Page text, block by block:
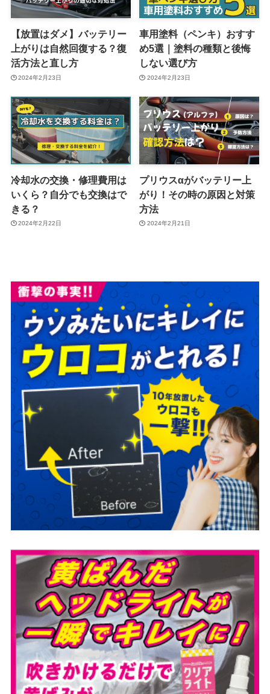
【放置はダメ】バッテリー
上がりは自然回復する？復
活方法と直し方
2024年2月23日
車用塗料（ペンキ）おすす
め5選｜塗料の種類と後悔
しない選び方
2024年2月23日
冷却水の交換・修理費用は
いくら？自分でも交換はで
きる？
2024年2月22日
プリウスαがバッテリー上
がり！その時の原因と対策
方法
2024年2月21日